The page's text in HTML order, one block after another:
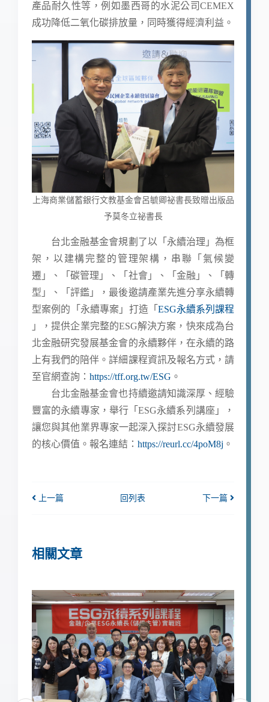
產品耐久性等，例如墨西哥的水泥公司CEMEX
成功降低二氧化碳排放量，同時獲得經濟利益。
上海商業儲蓄銀行文教基金會呂毓卿祕書長致贈出版品
予莫冬立祕書長
台北金融基金會規劃了以「永續治理」為框
架，以建構完整的管理架構，串聯「氣候變
遷」、「碳管理」、「社會」、「金融」、「轉
型」、「評鑑」，最後邀請產業先進分享永續轉
型案例的「永續專案」打造「 ESG永續系列課程
」，提供企業完整的ESG解決方案，快來成為台
北金融研究發展基金會的永續夥伴，在永續的路
上有我們的陪伴。詳細課程資訊及報名方式，請
至官網查詢： https://tff.org.tw/ESG 。
台北金融基金會也持續邀請知識深厚、經驗
豐富的永續專家，舉行「ESG永續系列講座」，
讓您與其他業界專家一起深入探討ESG永續發展
的核心價值。報名連結： https://reurl.cc/4poM8j 。
上一篇 回列表 下一篇
相關文章